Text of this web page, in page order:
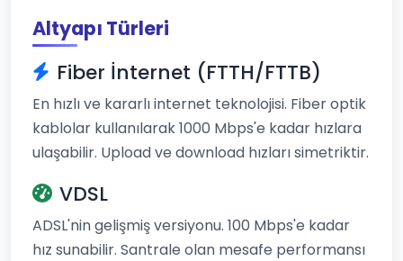
Altyapı Türleri
Fiber İnternet (FTTH/FTTB)
En hızlı ve kararlı internet teknolojisi. Fiber optik
kablolar kullanılarak 1000 Mbps'e kadar hızlara
ulaşabilir. Upload ve download hızları simetriktir.
VDSL
ADSL'nin gelişmiş versiyonu. 100 Mbps'e kadar
hız sunabilir. Santrale olan mesafe performansı